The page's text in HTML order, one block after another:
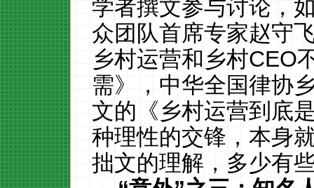
学者撰文参与讨论，
众团队首席专家赵守
乡村运营和乡村CEO
需》，中华全国律协
文的《乡村运营到底
种理性的交锋，本身
拙文的理解，多少有